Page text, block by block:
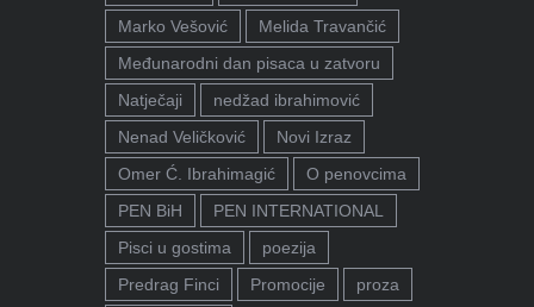
Marko Vešović
Melida Travančić
Međunarodni dan pisaca u zatvoru
Natječaji
nedžad ibrahimović
Nenad Veličković
Novi Izraz
Omer Ć. Ibrahimagić
O penovcima
PEN BiH
PEN INTERNATIONAL
Pisci u gostima
poezija
Predrag Finci
Promocije
proza